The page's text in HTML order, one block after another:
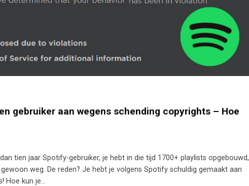
gebruiker aan wegens schending copyrights – Hoe
tien jaar Spotify-gebruiker, je hebt in die tijd 1700+ playlists opgebouwd,
weg. De reden? Je hebt je volgens Spotify schuldig gemaakt aan
Hoe kun je…